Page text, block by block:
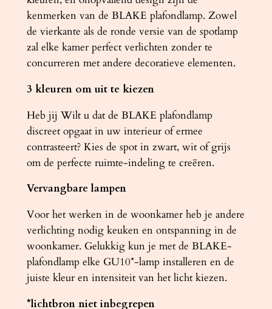
kenmerken van de BLAKE plafondlamp. Zowel
de vierkante als de ronde versie van de spotlamp
zal elke kamer perfect verlichten zonder te
concurreren met andere decoratieve elementen.
3 kleuren om uit te kiezen
Heb jij Wilt u dat de BLAKE plafondlamp
discreet opgaat in uw interieur of ermee
contrasteert? Kies de spot in zwart, wit of grijs
om de perfecte ruimte-indeling te creëren.
Vervangbare lampen
Voor het werken in de woonkamer heb je andere
verlichting nodig keuken en ontspanning in de
woonkamer. Gelukkig kun je met de BLAKE-
plafondlamp elke GU10*-lamp installeren en de
juiste kleur en intensiteit van het licht kiezen.
*lichtbron niet inbegrepen